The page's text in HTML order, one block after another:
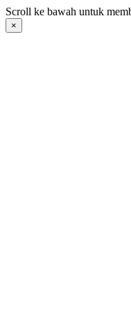
Langsung
ke
konten
Scroll ke bawah untuk
×